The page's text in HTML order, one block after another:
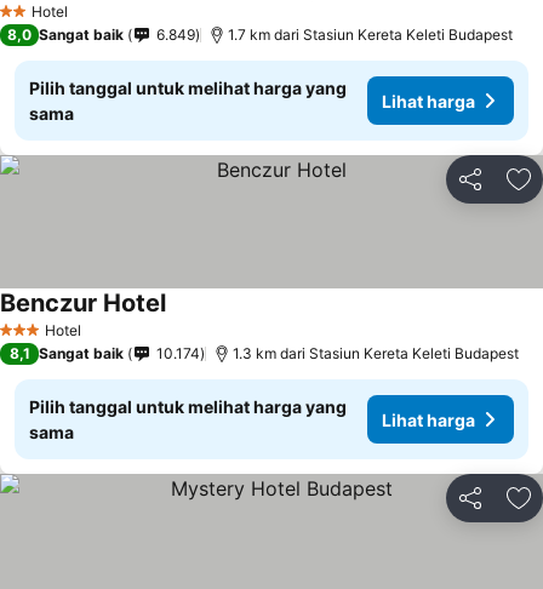
2 Bintang
Hotel
8,0 Sangat baik 6.849 1.7 km dari Stasiun Kereta Keleti Budapest
Pilih tanggal untuk melihat harga yang
sama
Lihat harga
Bagikan
3 BintangHotel
Benczur Hotel
8,1 Sangat baik 10.174 1.3 km dari Stasiun Kereta Keleti Budapest
Pilih tanggal untuk melihat harga yang
sama
Lihat harga
Bagikan